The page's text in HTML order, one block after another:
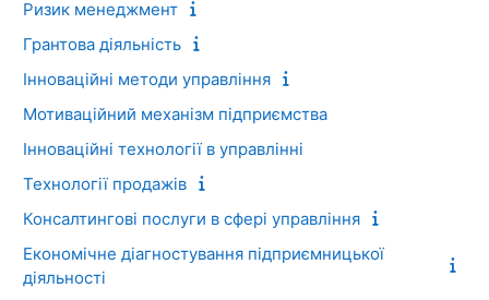
Ризик менеджмент
Грантова діяльність
Інноваційні методи управління
Мотиваційний механізм підприємства
Інноваційні технології в управлінні
Технології продажів
Консалтингові послуги в сфері управління
Економічне діагностування підприємницької
діяльності